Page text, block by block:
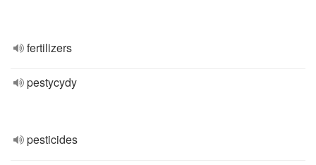
fertilizers
pestycydy
pesticides